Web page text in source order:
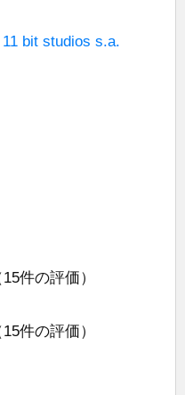
bit studios s.a.
15件の評価）
15件の評価）